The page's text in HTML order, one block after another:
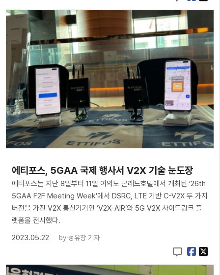
에티포스, 5GAA 국제 행사서 V2X 기술 눈도장
에티포스는 지난 8일부터 11일 여의도 콘래드호텔에서 개최된 ‘26th
5GAA F2F Meeting Week’에서 DSRC, LTE 기반 C-V2X 두 가지
버전을 가진 V2X 통신기기인 ‘V2X-AIR’와 5G V2X 사이드링크 플
랫폼을 전시했다.
2023.05.22
by 성유창 기자